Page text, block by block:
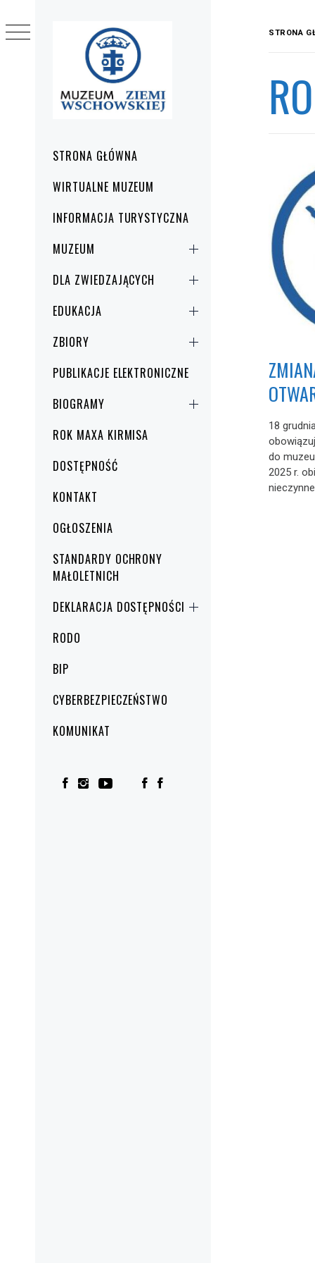
główneSTRONA GŁÓWNA
WIRTUALNE MUZEUM
INFORMACJA TURYSTYCZNA
MUZEUM
DLA ZWIEDZAJĄCYCH
EDUKACJA
ZBIORY
PUBLIKACJE ELEKTRONICZNE
BIOGRAMY
ROK MAXA KIRMISA
DOSTĘPNOŚĆ
KONTAKT
OGŁOSZENIA
STANDARDY OCHRONY
MAŁOLETNICH
DEKLARACJA DOSTĘPNOŚCI
RODO
BIP
CYBERBEZPIECZEŃSTWO
KOMUNIKAT
STRONA
18
do
2025 r.